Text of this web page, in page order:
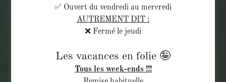
Pêcherie et
taverne,
✅ Ouvert du vendredi au mercredi
AUTREMENT DIT :
❌ Fermé le jeudi
Les vacances en folie 🤪
Tous les week-ends !!!